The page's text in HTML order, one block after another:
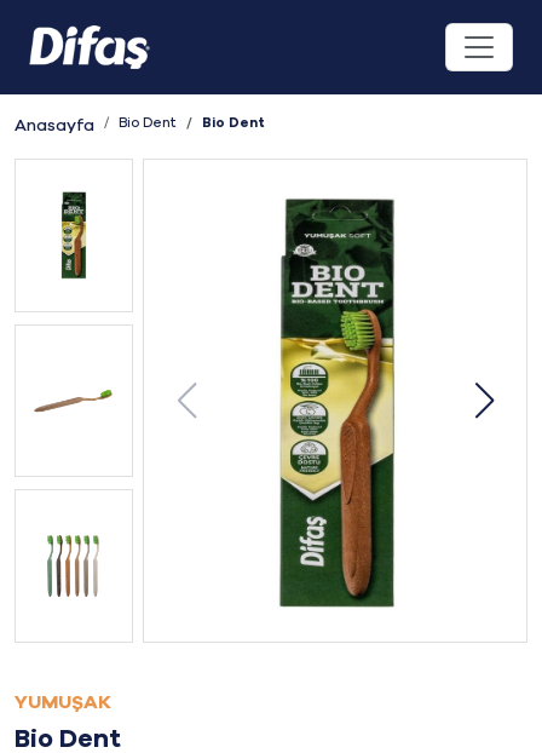
Anasayfa Bio Dent Bio Dent
YUMUŞAK
Bio Dent